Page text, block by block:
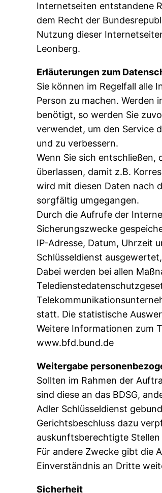
Internetseiten entstandene
dem Recht der
Nutzung dieser
Leonberg.
Erläuterungen zum
Sie können im Regelfall alle
Person zu machen. Werden
benötigt, so werden Sie
verwendet, um den Service
und zu verbessern.
Wenn Sie sich entschließen,
überlassen, damit z.B.
wird mit diesen Daten nach
sorgfältig umgegangen.
Durch die Aufrufe der
Sicherungszwecke
IP-Adresse, Datum, Uhrzeit
Schlüsseldienst
Dabei werden bei allen
statt. Die statistische
Weitere Informationen zum
www.bfd.bund.de
Weitergabe
Sollten im Rahmen der
sind diese an das BDSG,
Adler Schlüsseldienst
Gerichtsbeschluss dazu
auskunftsberechtigte
Für andere Zwecke gibt die
Einverständnis an Dritte
Sicherheit